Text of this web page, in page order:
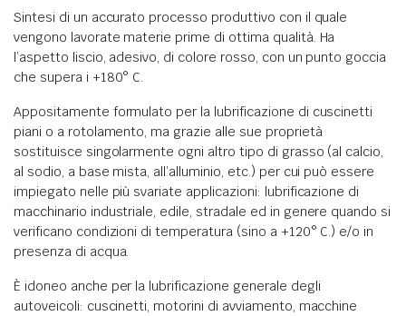
Sintesi di un accurato processo produttivo con il quale
vengono lavorate materie prime di ottima qualità. Ha
l’aspetto liscio, adesivo, di colore rosso, con un punto goccia
che supera i +180° C.
Appositamente formulato per la lubrificazione di cuscinetti
piani o a rotolamento, ma grazie alle sue proprietà
sostituisce singolarmente ogni altro tipo di grasso (al calcio,
al sodio, a base mista, all’alluminio, etc.) per cui può essere
impiegato nelle più svariate applicazioni: lubrificazione di
macchinario industriale, edile, stradale ed in genere quando si
verificano condizioni di temperatura (sino a +120° C.) e/o in
presenza di acqua.
È idoneo anche per la lubrificazione generale degli
autoveicoli: cuscinetti, motorini di avviamento, macchine